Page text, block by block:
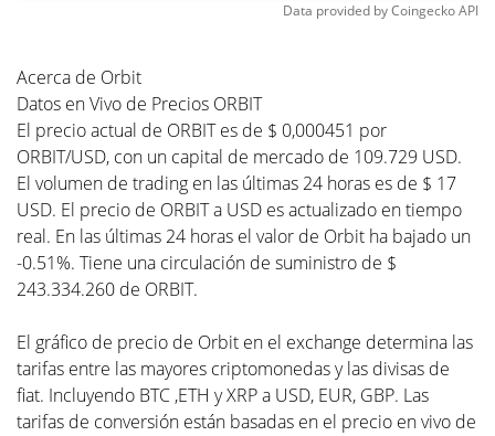
Data provided byCoingeckoAPI
Acerca de Orbit
Datos en Vivo de Precios ORBIT
El precio actual de ORBIT es de $ 0,000451 por
ORBIT/USD, con un capital de mercado de 109.729 USD.
El volumen de trading en las últimas 24 horas es de $ 17
USD. El precio de ORBIT a USD es actualizado en tiempo
real. En las últimas 24 horas el valor de Orbit ha bajado un
-0.51%. Tiene una circulación de suministro de $
243.334.260 de ORBIT.
El gráfico de precio de Orbit en el exchange determina las
tarifas entre las mayores criptomonedas y las divisas de
fiat. Incluyendo BTC ,ETH y XRP a USD, EUR, GBP. Las
tarifas de conversión están basadas en el precio en vivo de